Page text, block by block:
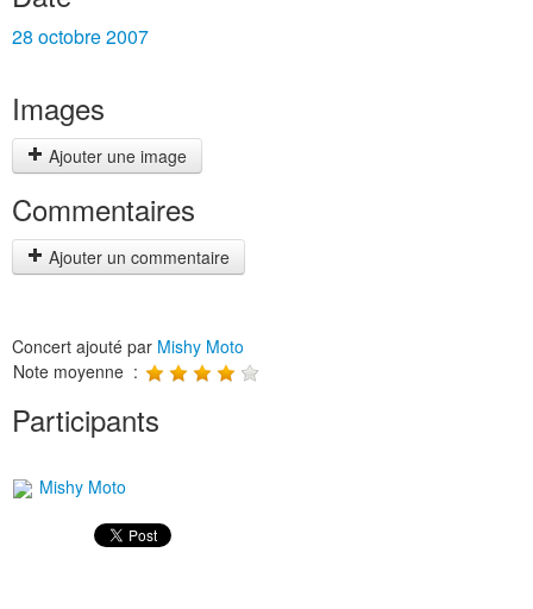
28 octobre 2007
Images
Ajouter une image
Commentaires
Ajouter un commentaire
Concert ajouté par Mishy Moto
Note moyenne :
Participants
Mishy Moto